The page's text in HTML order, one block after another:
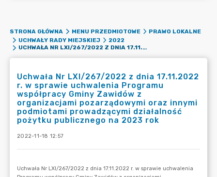
STRONA GŁÓWNA MENU PRZEDMIOTOWE
PRAWO LOKALNE
UCHWAŁY RADY MIEJSKIEJ
2022
UCHWAŁA NR LXI/267/2022 Z DNIA 17.11.2022 R. W SPRAWIE UCHWALENIA PROGRAMU WSPÓŁPRACY GMINY ZAWIDÓW Z ORGANIZACJAMI POZARZĄDOWYMI ORAZ INNYMI PODMIOTAMI PROWADZĄCYMI DZIAŁALNOŚĆ POŻYTKU PUBLICZNEGO NA 2023 ROK
Uchwała Nr LXI/267/2022 z dnia 17.11.2022
r. w sprawie uchwalenia Programu
współpracy Gminy Zawidów z
organizacjami pozarządowymi oraz innymi
podmiotami prowadzącymi działalność
pożytku publicznego na 2023 rok
2022-11-18 12:57